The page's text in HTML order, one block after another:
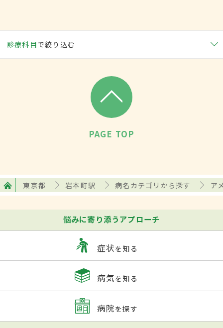
診療科目で絞り込む
PAGE TOP
東京都 岩本町駅 病名カテゴリから探す ア
悩みに寄り添うアプローチ
症状を知る
病気を知る
病院を探す